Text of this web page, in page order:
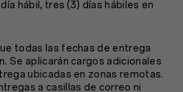
hábil, tres (3) días hábiles en
todas las fechas de entrega
Se aplicarán cargos adicionales
ubicadas en zonas remotas.
a casillas de correo ni